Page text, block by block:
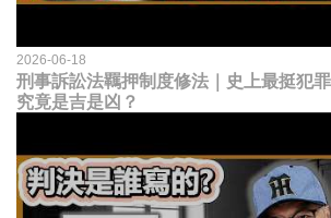
2026-06-18
刑事訴訟法羈押制度修法｜史上最挺犯
究竟是吉是凶？